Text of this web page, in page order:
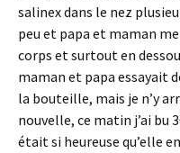
salinex dans le nez
peu et papa et maman
corps et surtout en
maman et papa essayait
la bouteille, mais je n’y
nouvelle, ce matin j’ai bu
était si heureuse qu’elle